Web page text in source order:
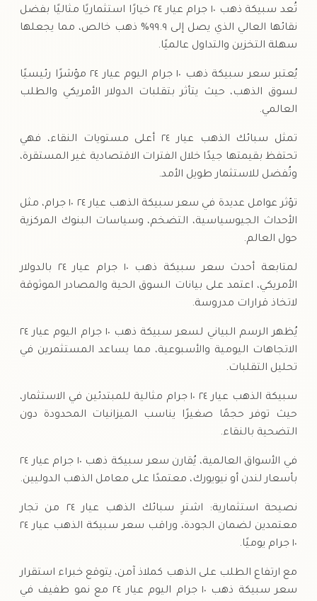
تُعد سبيكة ذهب ١٠ جرام عيار ٢٤ خيارًا استثماريًا مثاليًا بفضل
نقائها العالي الذي يصل إلى ٩٩.٩% ذهب خالص، مما يجعلها
سهلة التخزين والتداول عالميًا.
يُعتبر سعر سبيكة ذهب ١٠ جرام اليوم عيار ٢٤ مؤشرًا رئيسيًا
لسوق الذهب، حيث يتأثر بتقلبات الدولار الأمريكي والطلب
العالمي.
تمثل سبائك الذهب عيار ٢٤ أعلى مستويات النقاء، فهي
تحتفظ بقيمتها جيدًا خلال الفترات الاقتصادية غير المستقرة،
وتُفضل للاستثمار طويل الأمد.
تؤثر عوامل عديدة في سعر سبيكة الذهب عيار ٢٤ ١٠ جرام، مثل
الأحداث الجيوسياسية، التضخم، وسياسات البنوك المركزية
حول العالم.
لمتابعة أحدث سعر سبيكة ذهب ١٠ جرام عيار ٢٤ بالدولار
الأمريكي، اعتمد على بيانات السوق الحية والمصادر الموثوقة
لاتخاذ قرارات مدروسة.
يُظهر الرسم البياني لسعر سبيكة ذهب ١٠ جرام اليوم عيار ٢٤
الاتجاهات اليومية والأسبوعية، مما يساعد المستثمرين في
تحليل التقلبات.
سبيكة الذهب عيار ٢٤ ١٠ جرام مثالية للمبتدئين في الاستثمار،
حيث توفر حجمًا صغيرًا يناسب الميزانيات المحدودة دون
التضحية بالنقاء.
في الأسواق العالمية، يُقارن سعر سبيكة ذهب ١٠ جرام عيار ٢٤
بأسعار لندن أو نيويورك، معتمدًا على معامل الذهب الدوليين.
نصيحة استثمارية: اشترِ سبائك الذهب عيار ٢٤ من تجار
معتمدين لضمان الجودة، وراقب سعر سبيكة الذهب عيار ٢٤
١٠ جرام يوميًا.
مع ارتفاع الطلب على الذهب كملاذ آمن، يتوقع خبراء استقرار
سعر سبيكة ذهب ١٠ جرام اليوم عيار ٢٤ مع نمو طفيف في